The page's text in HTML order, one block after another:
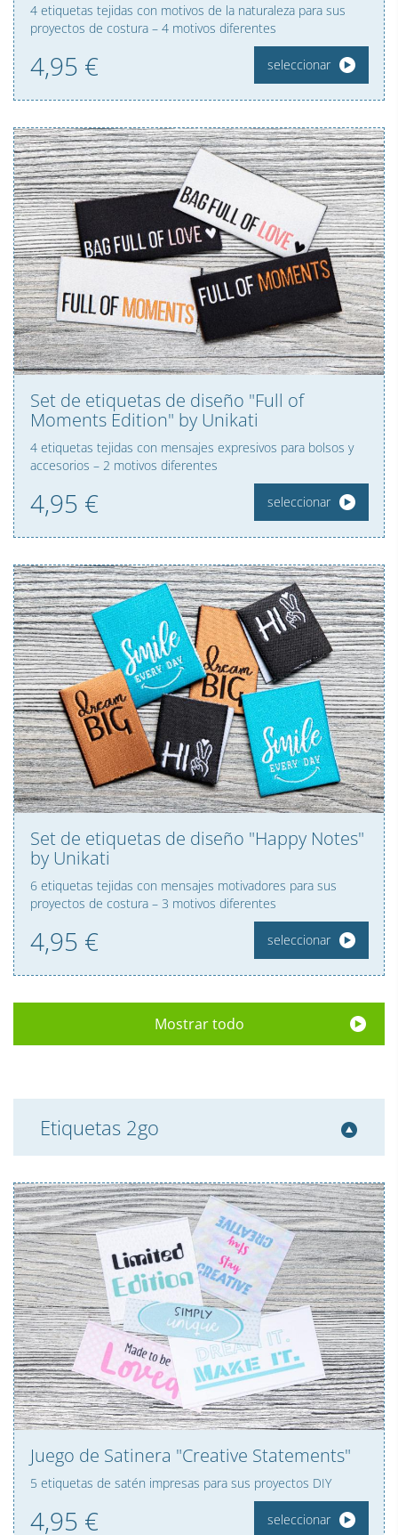
4 etiquetas tejidas con motivos de la naturaleza para sus
proyectos de costura – 4 motivos diferentes
4,95 € seleccionar
Set de etiquetas de diseño "Full of
Moments Edition" by Unikati
4 etiquetas tejidas con mensajes expresivos para bolsos y
accesorios – 2 motivos diferentes
4,95 € seleccionar
Set de etiquetas de diseño "Happy Notes"
by Unikati
6 etiquetas tejidas con mensajes motivadores para sus
proyectos de costura – 3 motivos diferentes
4,95 € seleccionar
Mostrar todo
Etiquetas 2go
Juego de Satinera "Creative Statements"
5 etiquetas de satén impresas para sus proyectos DIY
4,95 € seleccionar